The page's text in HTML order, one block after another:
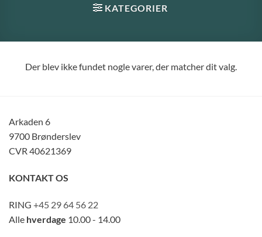
KATEGORIER
Der blev ikke fundet nogle varer, der matcher dit valg.
Arkaden 6
9700 Brønderslev
CVR 40621369
KONTAKT OS
RING +45 29 64 56 22
Alle hverdage 10.00 - 14.00